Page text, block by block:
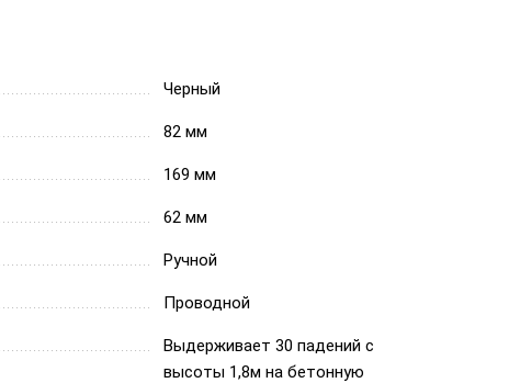
Черный
82 мм
169 мм
62 мм
Ручной
Проводной
Выдерживает 30 падений с
высоты 1,8м на бетонную